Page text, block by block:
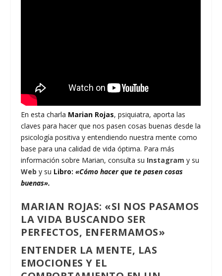
En esta charla Marian Rojas, psiquiatra, aporta las
claves para hacer que nos pasen cosas buenas desde la
psicología positiva y entendiendo nuestra mente como
base para una calidad de vida óptima. Para más
información sobre Marian, consulta su Instagram y su
Web y su Libro:«Cómo hacer que te pasen cosas
buenas».
MARIAN ROJAS: «SI NOS PASAMOS
LA VIDA BUSCANDO SER
PERFECTOS, ENFERMAMOS»
ENTENDER LA MENTE, LAS
EMOCIONES Y EL